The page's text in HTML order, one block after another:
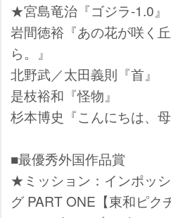
★宮島竜治『ゴジラ-1.0』
間徳裕『あの花が咲く丘
ら。』
北野武／太田義則『首』
是枝裕和『怪物』
杉本博史『こんにちは、母
■最優秀外国作品賞
★ミッション：インポッ
グ PART ONE【東和ピク